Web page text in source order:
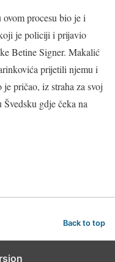
procesu bio je i
je policiji i prijavio
Betine Signer. Makalić
prijetili njemu i
pričao, iz straha za svoj
gdje čeka na
Back to top